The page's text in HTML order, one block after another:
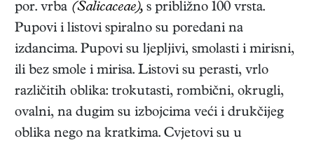
por. vrba (Salicaceae), s približno 100 vrsta.
Pupovi i listovi spiralno su poredani na
izdancima. Pupovi su ljepljivi, smolasti i mirisni,
ili bez smole i mirisa. Listovi su perasti, vrlo
različitih oblika: trokutasti, rombični, okrugli,
ovalni, na dugim su izbojcima veći i drukčijeg
oblika nego na kratkima. Cvjetovi su u